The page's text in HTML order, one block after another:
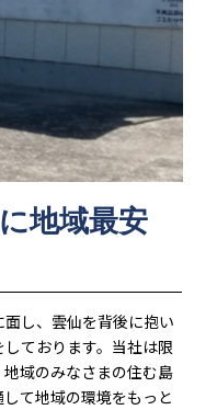
地域最安
し、雲仙を背後に抱い
ております。当社は限
域のみなさまの住む島
て地域の環境をもっと